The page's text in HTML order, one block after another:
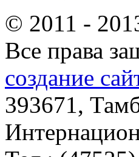
© 2011 -
Все права
создание
393671,